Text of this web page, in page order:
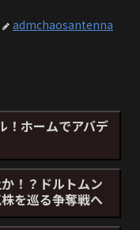
admchaosantenna
！ホームでアバデ
！？ドルトムン
を巡る争奪戦へ